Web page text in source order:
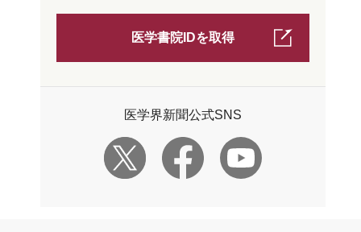
医学書院IDを取得
医学界新聞公式SNS